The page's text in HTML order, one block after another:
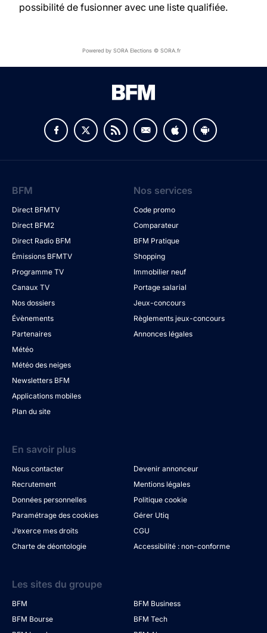
possibilité de fusionner avec une liste qualifiée.
Powered by SORA Elections © SORA.fr
BFM
Direct BFMTV
Direct BFM2
Direct Radio BFM
Émissions BFMTV
Programme TV
Canaux TV
Nos dossiers
Évènements
Partenaires
Météo
Météo des neiges
Newsletters BFM
Applications mobiles
Plan du site
Nos services
Code promo
Comparateur
BFM Pratique
Shopping
Immobilier neuf
Portage salarial
Jeux-concours
Règlements jeux-concours
Annonces légales
En savoir plus
Nous contacter
Devenir annonceur
Recrutement
Mentions légales
Données personnelles
Politique cookie
Paramétrage des cookies
Gérer Utiq
J’exerce mes droits
CGU
Charte de déontologie
Accessibilité : non-conforme
Les sites du groupe
BFM
BFM Business
BFM Bourse
BFM Tech